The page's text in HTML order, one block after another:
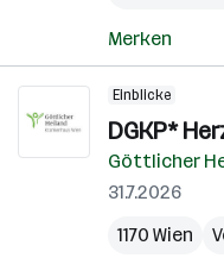
Merken
Einblicke
DGKP*
Göttlicher
31.7.2026
1170 Wien